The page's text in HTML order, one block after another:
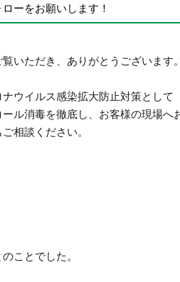
ーをお願いします！
いただき、ありがとうございます。
ウイルス感染拡大防止対策として
ル消毒を徹底し、お客様の現場へ
相談ください。
ことでした。